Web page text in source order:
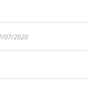
07/2020